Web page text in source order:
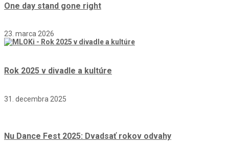
One day stand gone right
23. marca 2026
Rok 2025 v divadle a kultúre
31. decembra 2025
Nu Dance Fest 2025: Dvadsať rokov odvahy